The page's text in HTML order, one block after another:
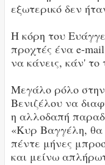
εξωτερικό δεν
Η κόρη του
προχτές ένα e-
να κάνεις, κάν' το
Μεγάλο ρόλο
Βενιζέλου να
η αλλοδαπή
«Κυρ Βαγγέλη,
πέντε μήνες
και μείνω